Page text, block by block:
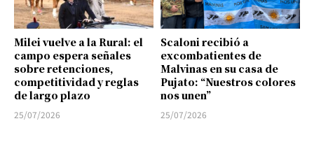
Milei vuelve a la Rural: el
campo espera señales
sobre retenciones,
competitividad y reglas
de largo plazo
25/07/2026
Scaloni recibió a
excombatientes de
Malvinas en su casa de
Pujato: “Nuestros colores
nos unen”
25/07/2026